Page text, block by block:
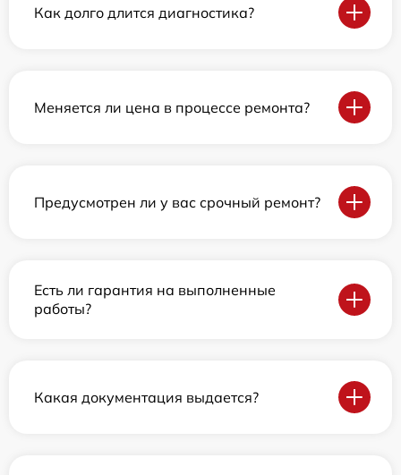
Как долго длится диагностика?
Меняется ли цена в процессе ремонта?
Предусмотрен ли у вас срочный ремонт?
Есть ли гарантия на выполненные
работы?
Какая документация выдается?